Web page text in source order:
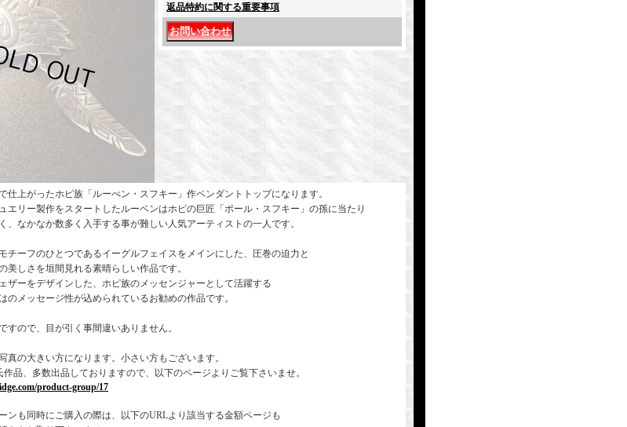
返品特約に関する重要事項
仕上がったホピ族「ルーべン・スフキー」作ペンダントトップになります。
エリー製作をスタートしたルーベンはホピの巨匠「ポール・スフキー」の孫に当たり
、なかなか数多く入手する事が難しい人気アーティストの一人です。
チーフのひとつであるイーグルフェイスをメインにした、圧巻の迫力と
美しさを垣間見れる素晴らしい作品です。
ザーをデザインした、ホピ族のメッセンジャーとして活躍する
のメッセージ性が込められているお勧めの作品です。
すので、目が引く事間違いありません。
真の大きい方になります。小さい方もございます。
作品、多数出品しておりますので、以下のページよりご覧下さいませ。
product-group/17
ンも同時にご購入の際は、以下のURLより該当する金額ページも